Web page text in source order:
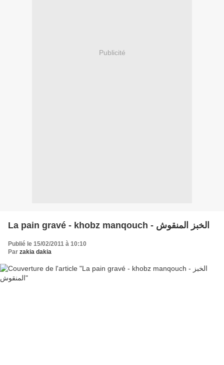
Publicité
La pain gravé - khobz manqouch - الخبز المنقوش
Publié le 15/02/2011 à 10:10
Par zakia dakia